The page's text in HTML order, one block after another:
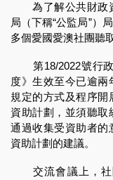
為了解公共財政資
局（下稱“公監局”）
多個愛國愛澳社團聽
第18/2022號行政
度》生效至今已逾兩
規定的方式及程序開
資助計劃，並須聽取
通過收集受資助者的
資助計劃的建議。
交流會議上，社